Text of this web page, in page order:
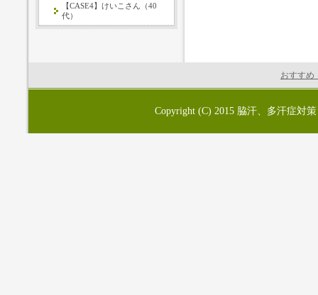
【CASE4】けいこさん（40
代）
おすすめ
Copyright (C) 2015 脇汗、多汗症対